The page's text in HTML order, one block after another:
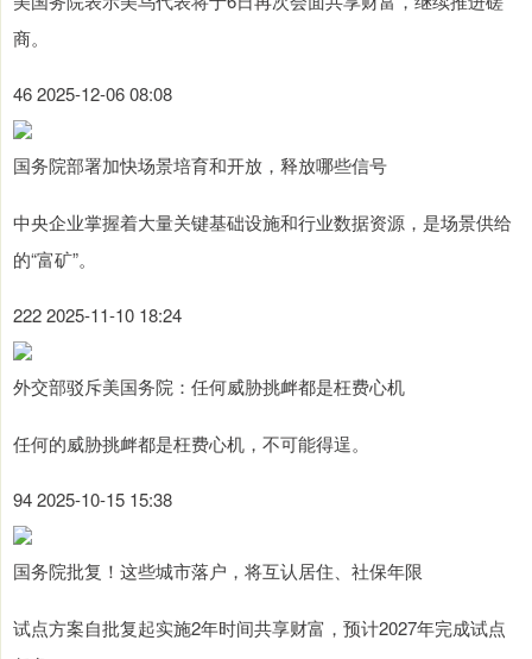
商。
46 2025-12-06 08:08
国务院部署加快场景培育和开放，释放哪些信号
中央企业掌握着大量关键基础设施和行业数据资源，是场景供给
的“富矿”。
222 2025-11-10 18:24
外交部驳斥美国务院：任何威胁挑衅都是枉费心机
任何的威胁挑衅都是枉费心机，不可能得逞。
94 2025-10-15 15:38
国务院批复！这些城市落户，将互认居住、社保年限
试点方案自批复起实施2年时间共享财富，预计2027年完成试点